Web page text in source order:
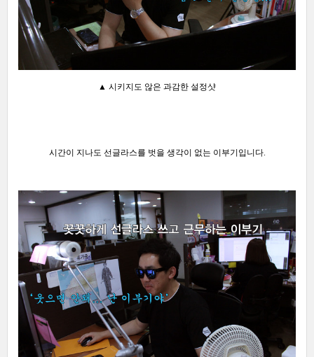
▲ 시키지도 않은 과감한 설정샷
시간이 지나도 선글라스를 벗을 생각이 없는 이부기입니다.